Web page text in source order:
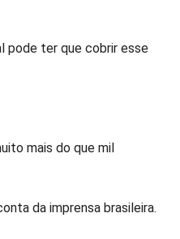
pode ter que cobrir esse
mais do que mil
da imprensa brasileira.